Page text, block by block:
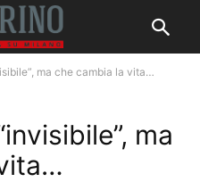
ma che cambia la vita…
ma